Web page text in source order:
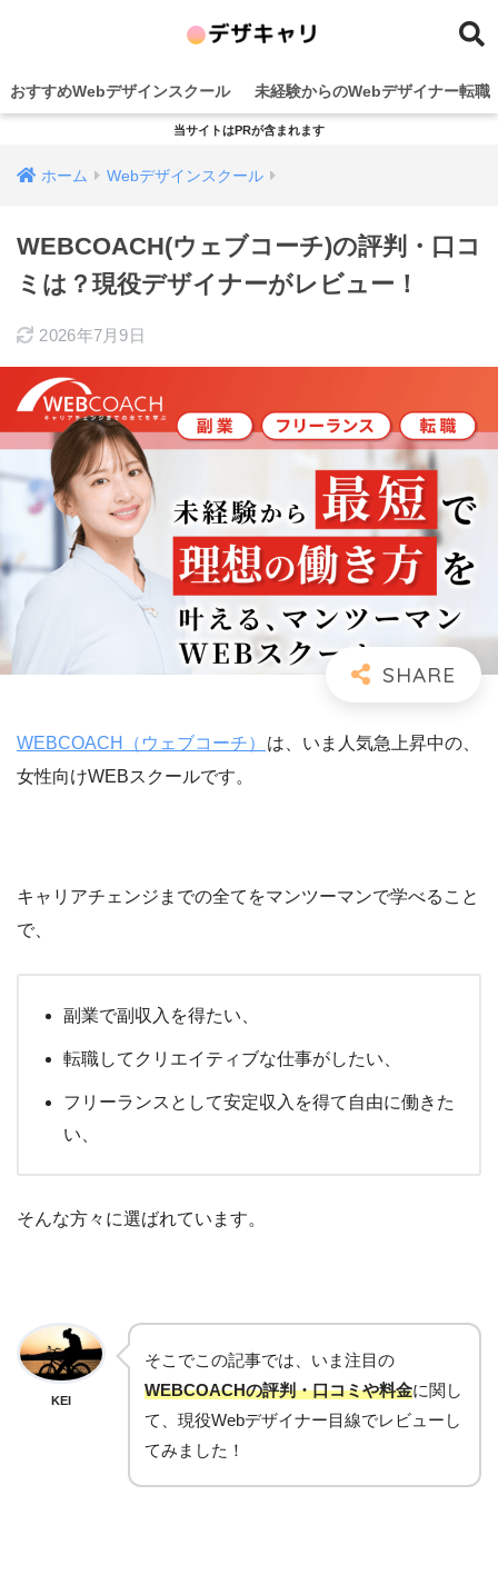
おすすめWebデザインスクール 未経験からのWebデザイナー転職
当サイトはPRが含まれます
ホーム Webデザインスクール
WEBCOACH(ウェブコーチ)の評判・口コ
ミは？現役デザイナーがレビュー！
2026年7月9日
WEBCOACH（ウェブコーチ）
は、いま人気急上昇中の、
女性向けWEBスクールです。
キャリアチェンジまでの全てをマンツーマンで学べること
で、
副業で副収入を得たい、
転職してクリエイティブな仕事がしたい、
フリーランスとして安定収入を得て自由に働きた
い、
そんな方々に選ばれています。
KEI
そこでこの記事では、いま注目の
WEBCOACHの評判・口コミや料金に関し
て、現役Webデザイナー目線でレビューし
てみました！